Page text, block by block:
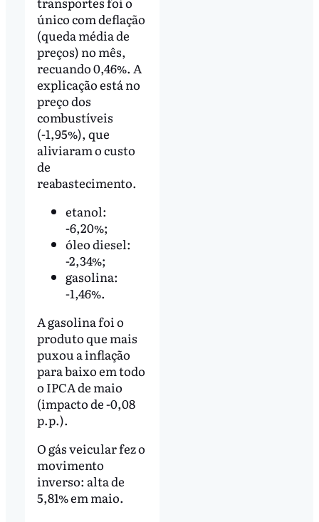
único com deflação
(queda média de
preços) no mês,
recuando 0,46%. A
explicação está no
preço dos
combustíveis
(-1,95%), que
aliviaram o custo
de
reabastecimento.
etanol:
-6,20%;
óleo diesel:
-2,34%;
gasolina:
-1,46%.
A gasolina foi o
produto que mais
puxou a inflação
para baixo em todo
o IPCA de maio
(impacto de -0,08
p.p.).
O gás veicular fez o
movimento
inverso: alta de
5,81% em maio.